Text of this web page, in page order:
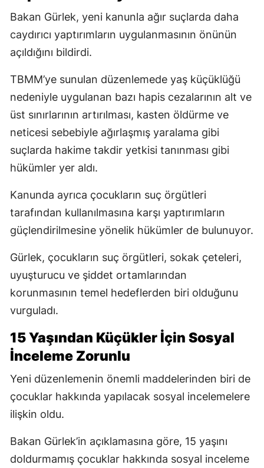
Bakan Gürlek, yeni kanunla ağır suçlarda daha
caydırıcı yaptırımların uygulanmasının önünün
açıldığını bildirdi.
TBMM’ye sunulan düzenlemede yaş küçüklüğü
nedeniyle uygulanan bazı hapis cezalarının alt ve
üst sınırlarının artırılması, kasten öldürme ve
neticesi sebebiyle ağırlaşmış yaralama gibi
suçlarda hakime takdir yetkisi tanınması gibi
hükümler yer aldı.
Kanunda ayrıca çocukların suç örgütleri
tarafından kullanılmasına karşı yaptırımların
güçlendirilmesine yönelik hükümler de bulunuyor.
Gürlek, çocukların suç örgütleri, sokak çeteleri,
uyuşturucu ve şiddet ortamlarından
korunmasının temel hedeflerden biri olduğunu
vurguladı.
15 Yaşından Küçükler İçin Sosyal
İnceleme Zorunlu
Yeni düzenlemenin önemli maddelerinden biri de
çocuklar hakkında yapılacak sosyal incelemelere
ilişkin oldu.
Bakan Gürlek’in açıklamasına göre, 15 yaşını
doldurmamış çocuklar hakkında sosyal inceleme